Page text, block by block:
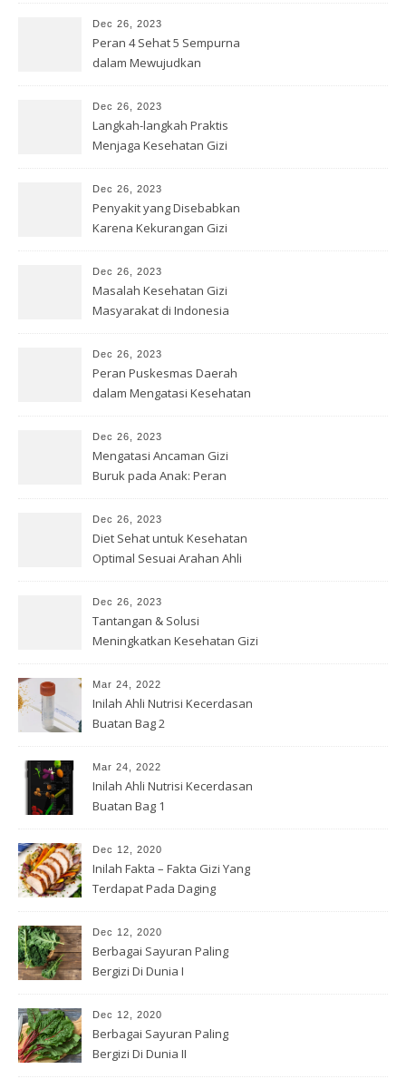
Dec 26, 2023
Peran 4 Sehat 5 Sempurna
dalam Mewujudkan
Dec 26, 2023
Langkah-langkah Praktis
Menjaga Kesehatan Gizi
Dec 26, 2023
Penyakit yang Disebabkan
Karena Kekurangan Gizi
Dec 26, 2023
Masalah Kesehatan Gizi
Masyarakat di Indonesia
Dec 26, 2023
Peran Puskesmas Daerah
dalam Mengatasi Kesehatan
Dec 26, 2023
Mengatasi Ancaman Gizi
Buruk pada Anak: Peran
Dec 26, 2023
Diet Sehat untuk Kesehatan
Optimal Sesuai Arahan Ahli
Dec 26, 2023
Tantangan & Solusi
Meningkatkan Kesehatan Gizi
Mar 24, 2022
Inilah Ahli Nutrisi Kecerdasan
Buatan Bag 2
Mar 24, 2022
Inilah Ahli Nutrisi Kecerdasan
Buatan Bag 1
Dec 12, 2020
Inilah Fakta – Fakta Gizi Yang
Terdapat Pada Daging
Dec 12, 2020
Berbagai Sayuran Paling
Bergizi Di Dunia I
Dec 12, 2020
Berbagai Sayuran Paling
Bergizi Di Dunia II